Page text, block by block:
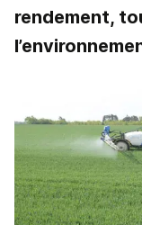
rendement,